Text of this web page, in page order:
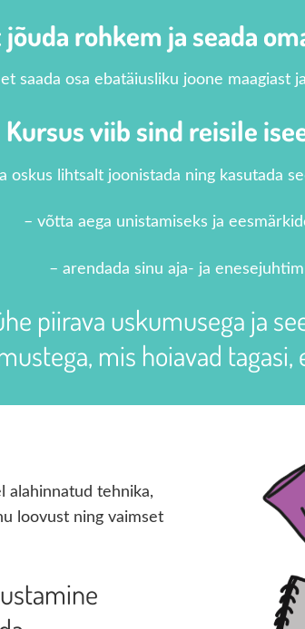
rohkem ja seada
saada osa ebatäiusliku joone maagiast
Kursus viib sind reisile
oskus lihtsalt joonistada ning kasutada
– võtta aega unistamiseks ja
– arendada sinu aja- ja
piirava uskumusega ja
mis hoiavad
alahinnatud tehnika,
loovust ning vaimset